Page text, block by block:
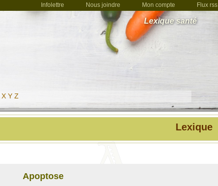
Infolettre Nous joindre Mon compte Flux rss
Lexique santé
X Y Z
Lexique
Apoptose